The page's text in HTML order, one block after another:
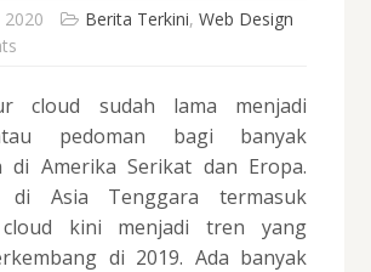
2020 Berita Terkini, Web Design
cloud sudah lama menjadi
pedoman bagi banyak
di Amerika Serikat dan Eropa.
di Asia Tenggara termasuk
cloud kini menjadi tren yang
di 2019. Ada banyak